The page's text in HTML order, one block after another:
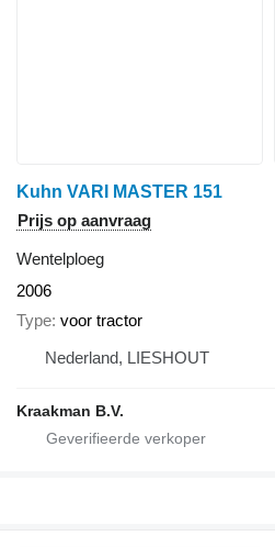
Kuhn VARI MASTER 151
Prijs op aanvraag
Wentelploeg
2006
Type voor tractor
Nederland, LIESHOUT
Kraakman B.V.